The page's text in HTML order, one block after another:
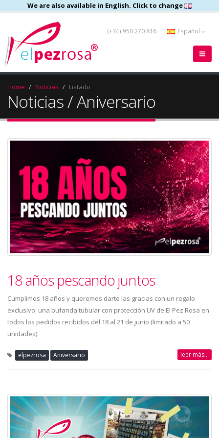
We are also available in English. Click to change
(+34) 950 270 816 Español
Home Noticias Listado
Noticias / Aniversario
18 años pescando juntos
Cumplimos 18 años y queremos darte las gracias con un regalo
exclusivo: una bufanda tubular con protección UV de El Pez Rosa en
todos los pedidos recibidos del 18 al 21 de junio (limitado a 50
unidades).
elpezrosa Aniversario leer más...